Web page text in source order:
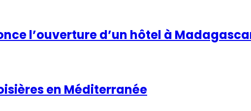
l’ouverture d’un hôtel à
en Méditerranée